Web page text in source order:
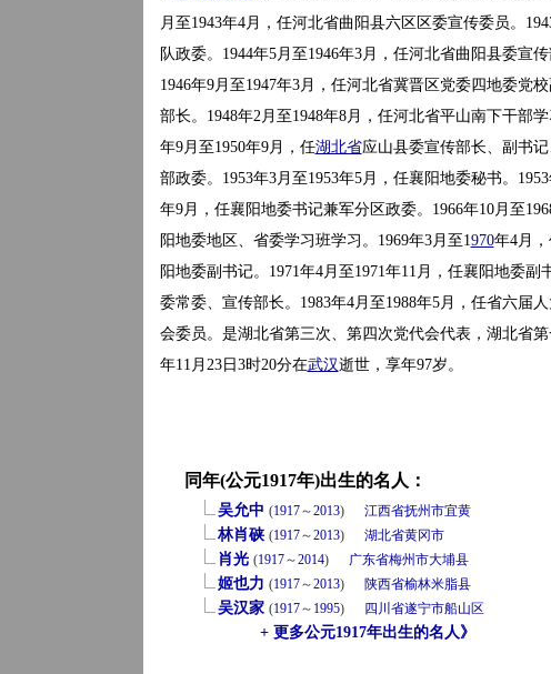
月至1943年4月，任河北省曲阳县六区区委宣传委员。
队政委。1944年5月至1946年3月，任河北省曲阳县委宣
1946年9月至1947年3月，任河北省冀晋区党委四地委党
部长。1948年2月至1948年8月，任河北省平山南下干部
年9月至1950年9月，任湖北省应山县委宣传部长、副书
部政委。1953年3月至1953年5月，任襄阳地委秘书。
年9月，任襄阳地委书记兼军分区政委。1966年10月至
阳地委地区、省委学习班学习。1969年3月至1970年4月
阳地委副书记。1971年4月至1971年11月，任襄阳地委
委常委、宣传部长。1983年4月至1988年5月，任省六届
会委员。是湖北省第三次、第四次党代会代表，湖北省
年11月23日3时20分在武汉逝世，享年97岁。
同年(公元1917年)出生的名人：
吴允中 (1917～2013) 江西省抚州市宜黄
林肖硖 (1917～2013) 湖北省黄冈市
肖光 (1917～2014) 广东省梅州市大埔县
姬也力 (1917～2013) 陕西省榆林米脂县
吴汉家 (1917～ 1995) 四川省遂宁市船山区
+ 更多公元1917年出生的名人》